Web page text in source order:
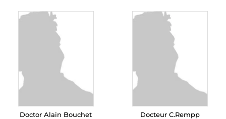
Doctor Alain Bouchet Docteur C.Rempp